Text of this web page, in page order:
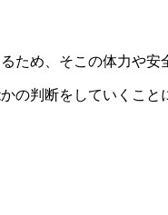
ため、そこの体力や
の判断をしていくこと